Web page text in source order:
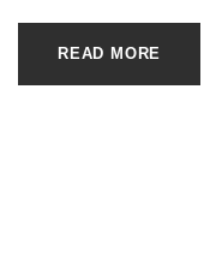
READ MORE